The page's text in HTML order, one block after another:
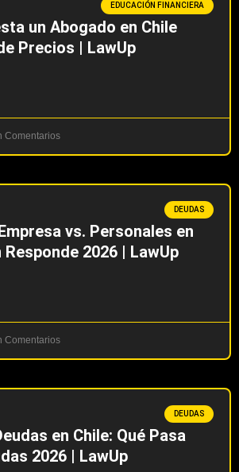
EDUCACIÓN FINANCIERA
un Abogado en Chile
Precios | LawUp
Comentarios
DEUDAS
vs. Personales en
Responde 2026 | LawUp
Comentarios
DEUDAS
en Chile: Qué Pasa
2026 | LawUp